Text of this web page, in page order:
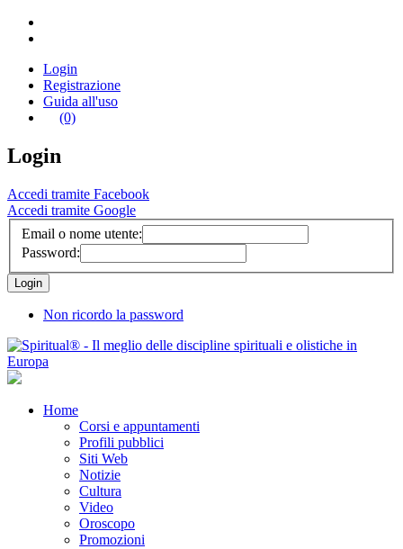
Login
Registrazione
Guida all'uso
(0)
Login
Accedi tramite Facebook
Accedi tramite Google
Email o nome utente:
Password:
Non ricordo la password
Home
Corsi e appuntamenti
Profili pubblici
Siti Web
Notizie
Cultura
Video
Oroscopo
Promozioni